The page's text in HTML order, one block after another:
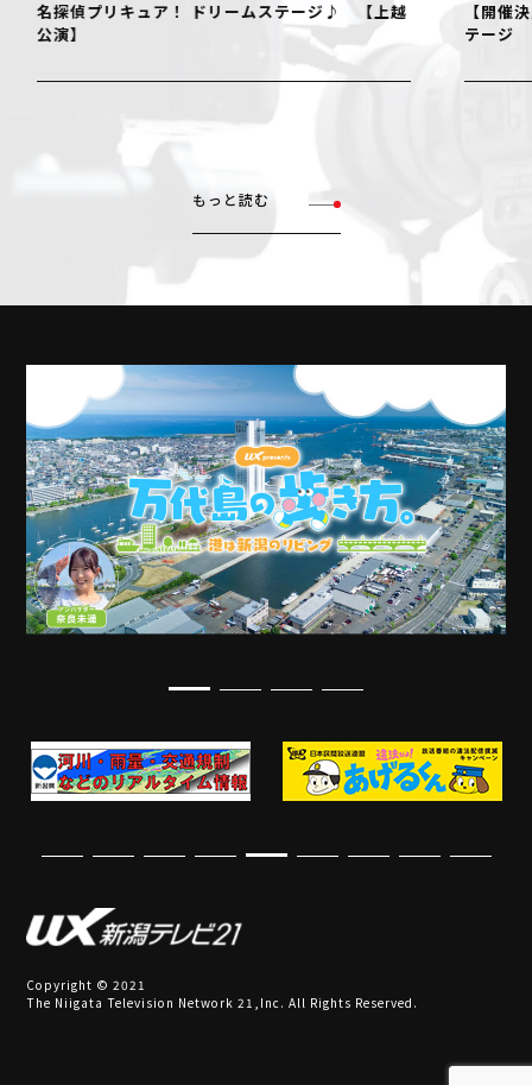
名探偵プリキュア！ ドリームステージ♪ 【上越
公演】
【開催
テージ
もっと読む
Copyright © 2021
The Niigata Television Network 21,Inc. All Rights Reserved.